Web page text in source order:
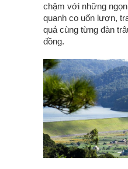
chậm với những
quanh co uốn lượn,
quả cùng từng đàn
đồng.